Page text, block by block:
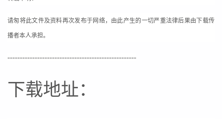
请匆将此文件及资料再次发布于网络，由此产生的一切严重法律后果由下载传
播者本人承担。
----------------------------------------------------
下载地址：